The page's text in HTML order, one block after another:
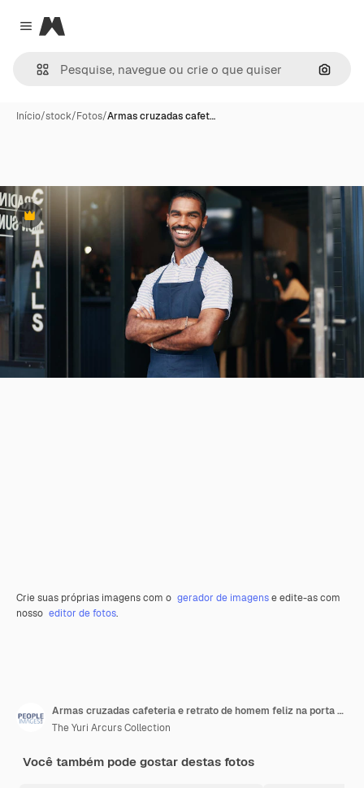
Close menu
Magnific
Início/stock/Fotos/Armas cruzadas cafet…
Premium
Crie suas próprias imagens com o gerador de imagense edite-as com
nosso editor de fotos.
Armas cruzadas cafeteria e retrato de homem feliz na porta com sorriso confiança e gerente em restaurante startup Bistro garçom indústria de serviços e alimentos pequeno empresário na porta do café
The Yuri Arcurs Collection
Você também pode gostar destas fotos